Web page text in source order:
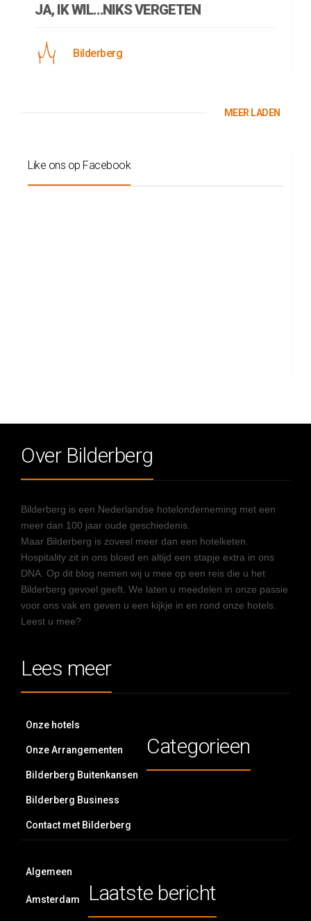
JA, IK WIL…NIKS VERGETEN
Bilderberg
MEER LADEN
Like ons op Facebook
Over Bilderberg
Bilderberg is een Nederlandse hotelonderneming met een
meer dan 100 jaar oude geschiedenis.
Maar Bilderberg is zoveel meer dan een hotelketen.
Hospitality zit in ons bloed en altijd een stapje extra in ons
DNA. Op dit blog nemen wij u mee op een reis die u het
Bilderberg gevoel geeft. We laten u meedelen in onze passie
voor ons vak en geven u een kijkje in en rond onze hotels.
Leest u mee?
Lees meer
Onze hotels
Onze Arrangementen
Bilderberg Buitenkansen
Bilderberg Business
Contact met Bilderberg
Categorieen
Algemeen
Amsterdam Laatste bericht